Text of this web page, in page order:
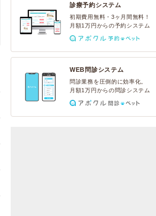
診療予約システム
初期費用無料・3ヶ月間無料！
月額1万円からの予約システム
WEB問診システム
問診業務を圧倒的に効率化。
月額1万円からの問診システム